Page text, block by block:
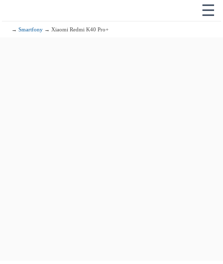
☰
→Smartfony → Xiaomi Redmi K40 Pro+